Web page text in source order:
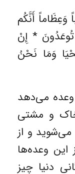
وَعِظَاماً أَنَّكُم
* إِنْ
وَمَا نَحْنُ
می‌دهد
و مشتی
می‌شوید و از
این وعده‌ها
دنیا چیز